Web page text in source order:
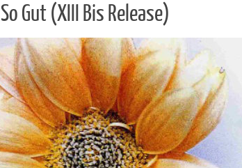
Gut (XIII Bis Release)